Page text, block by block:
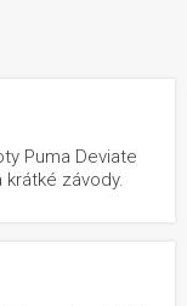
Puma Deviate
krátké závody.